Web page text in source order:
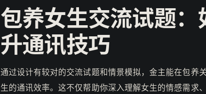
包养女生交流试题：
升通讯技巧
通过设计有较对的交流试题和情景模拟，金主能在包养
生的通讯效率。这不仅帮助你深入理解女生的情感需求